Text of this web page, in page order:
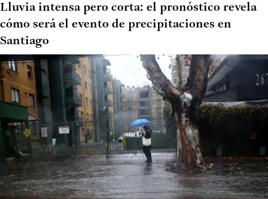
Lluvia intensa pero corta: el pronóstico revela
cómo será el evento de precipitaciones en
Santiago